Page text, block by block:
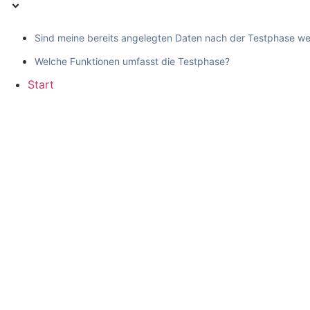
Sind meine bereits angelegten Daten nach der Testphase
Welche Funktionen umfasst die Testphase?
Start